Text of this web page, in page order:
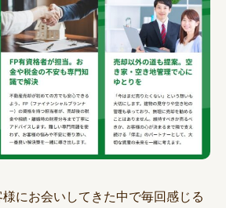
にお会いしてきた中で毎回感じる